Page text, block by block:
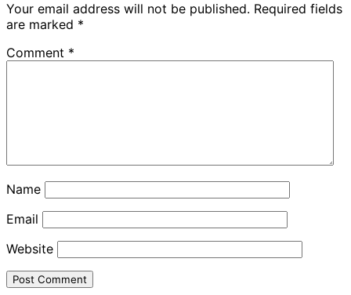
Your email address will not be published. Required fields
are marked *
Comment *
Name
Email
Website